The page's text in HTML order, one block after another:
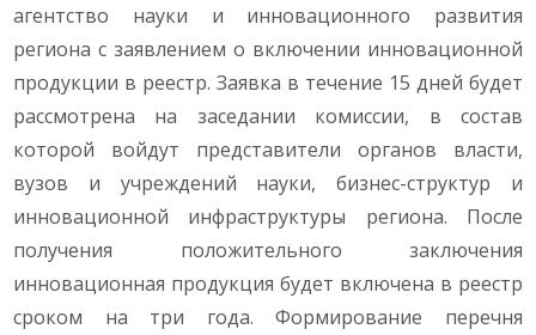
агентство науки и инновационного развития
региона с заявлением о включении инновационной
продукции в реестр. Заявка в течение 15 дней будет
рассмотрена на заседании комиссии, в состав
которой войдут представители органов власти,
вузов и учреждений науки, бизнес-структур и
инновационной инфраструктуры региона. После
получения положительного заключения
инновационная продукция будет включена в реестр
сроком на три года. Формирование перечня